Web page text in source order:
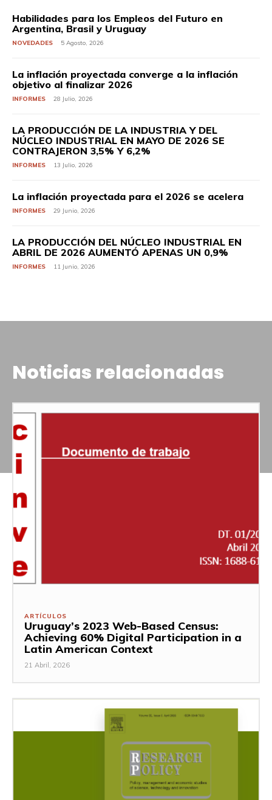
Habilidades para los Empleos del Futuro en
Argentina, Brasil y Uruguay
NOVEDADES 5 Agosto, 2026
La inflación proyectada converge a la inflación
objetivo al finalizar 2026
INFORMES 28 Julio, 2026
LA PRODUCCIÓN DE LA INDUSTRIA Y DEL
NÚCLEO INDUSTRIAL EN MAYO DE 2026 SE
CONTRAJERON 3,5% Y 6,2%
INFORMES 13 Julio, 2026
La inflación proyectada para el 2026 se acelera
INFORMES 29 Junio, 2026
LA PRODUCCIÓN DEL NÚCLEO INDUSTRIAL EN
ABRIL DE 2026 AUMENTÓ APENAS UN 0,9%
INFORMES 11 Junio, 2026
Noticias relacionadas
ARTÍCULOS
Uruguay’s 2023 Web-Based Census:
Achieving 60% Digital Participation in a
Latin American Context
21 Abril, 2026